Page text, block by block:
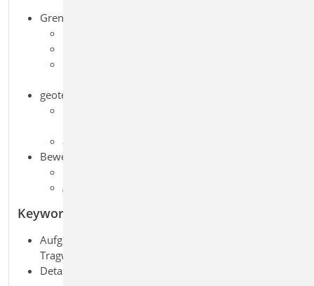
Grenzzustand der Tragfähigkeit, EC 2
geotechnische Nachweise, EC 7
aufnehmbarer Sohldruck
Bewehrungswahl
Anschlussbewehrung für Wand und Bodenplatte
Keywords
Aufgaben: Beton-/Stahlbetonbau; Massivbau;
Tragwerksplanung; Geotechnik; Grundbau
Detailaufgaben: Fundament; Wand